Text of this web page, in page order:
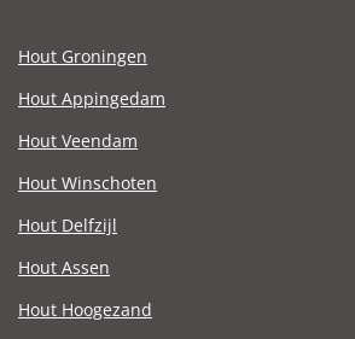
Hout Groningen
Hout Appingedam
Hout Veendam
Hout Winschoten
Hout Delfzijl
Hout Assen
Hout Hoogezand